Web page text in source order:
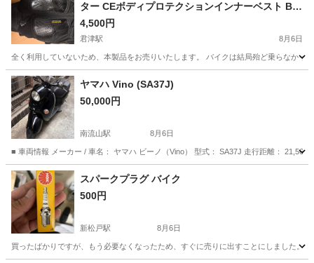
ター CEボディプロテクションインナーベスト Bla
ck L SK-696 993 CE規格
4,500円
君津駅 8月6日
全く利用していないため、本製品をお売りいたします。 バイクは結局殆ど乗らなか
千葉 君津市
ヤマハ Vino (SA37J)
50,000円
南流山駅 8月6日
■ 車両情報 メーカー / 車名： ヤマハ ビーノ（Vino） 型式： SA37J 走行距離：
千葉 流山市 南流山駅 ヤマハ
スパークプラグ バイク
500円
新松戸駅 8月6日
買ったばかりですが、もう必要なくなったため、すぐに売りに出すことにしました。